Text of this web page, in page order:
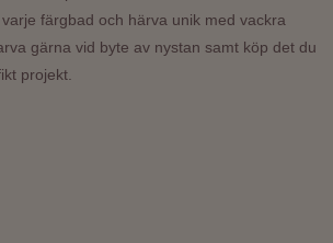
färgbad och härva unik med vackra
gärna vid byte av nystan samt köp det du
projekt.